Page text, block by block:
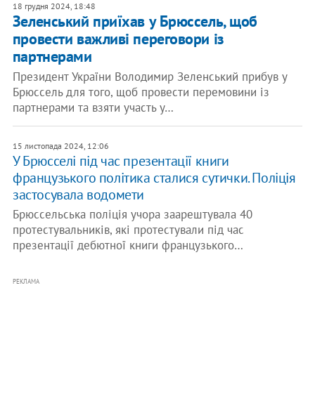
18 грудня 2024, 18:48
Зеленський приїхав у Брюссель, щоб
провести важливі переговори із
партнерами
Президент України Володимир Зеленський прибув у
Брюссель для того, щоб провести перемовини із
партнерами та взяти участь у…
15 листопада 2024, 12:06
У Брюсселі під час презентації книги
французького політика сталися сутички. Поліція
застосувала водомети
Брюссельська поліція учора заарештувала 40
протестувальників, які протестували під час
презентації дебютної книги французького…
РЕКЛАМА